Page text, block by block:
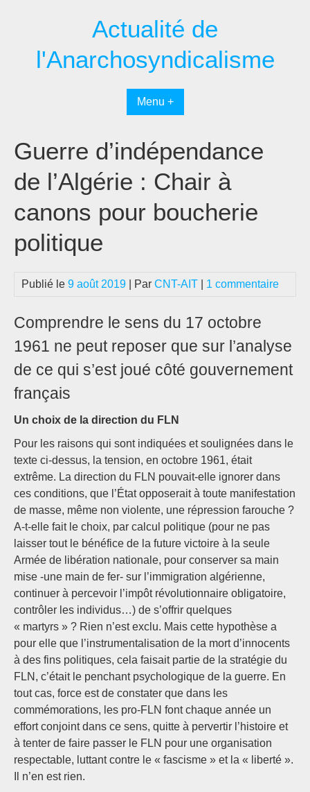
Actualité de
l'Anarchosyndicalisme
Menu +
Guerre d’indépendance
de l’Algérie : Chair à
canons pour boucherie
politique
Publié le 9 août 2019 | Par CNT-AIT 1 commentaire
Comprendre le sens du 17 octobre
1961 ne peut reposer que sur l’analyse
de ce qui s’est joué côté gouvernement
français
Un choix de la direction du FLN
Pour les raisons qui sont indiquées et soulignées dans le
texte ci-dessus, la tension, en octobre 1961, était
extrême. La direction du FLN pouvait-elle ignorer dans
ces conditions, que l’État opposerait à toute manifestation
de masse, même non violente, une répression farouche ?
A-t-elle fait le choix, par calcul politique (pour ne pas
laisser tout le bénéfice de la future victoire à la seule
Armée de libération nationale, pour conserver sa main
mise -une main de fer- sur l’immigration algérienne,
continuer à percevoir l’impôt révolutionnaire obligatoire,
contrôler les individus…) de s’offrir quelques
« martyrs » ? Rien n’est exclu. Mais cette hypothèse a
pour elle que l’instrumentalisation de la mort d’innocents
à des fins politiques, cela faisait partie de la stratégie du
FLN, c’était le penchant psychologique de la guerre. En
tout cas, force est de constater que dans les
commémorations, les pro-FLN font chaque année un
effort conjoint dans ce sens, quitte à pervertir l’histoire et
à tenter de faire passer le FLN pour une organisation
respectable, luttant contre le « fascisme » et la « liberté ».
Il n’en est rien.